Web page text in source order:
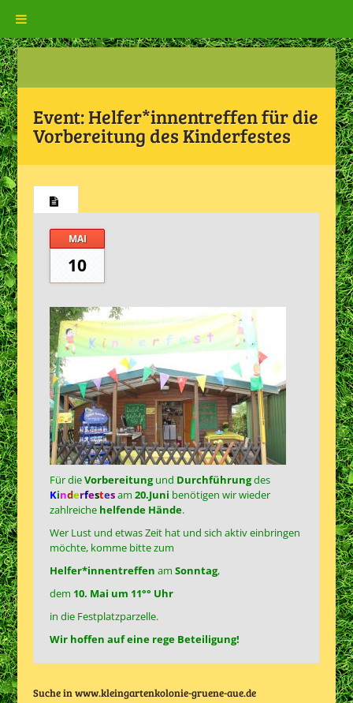
Event:Helfer*innentreffen für die
Vorbereitung des Kinderfestes
MAI
10
Für dieVorbereitungund Durchführungdes
Kinderfestesam 20.Juni benötigen wir wieder
zahlreiche helfende Hände.
Wer Lust und etwas Zeit hat und sich aktiv einbringen
möchte, komme bitte zum
Helfer*innentreffen amSonntag,
dem 10. Mai um 11°° Uhr
in die Festplatzparzelle.
Wir hoffen auf eine rege Beteiligung!
Suche in www.kleingartenkolonie-gruene-aue.de